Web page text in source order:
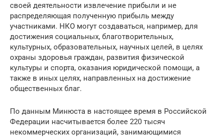
своей деятельности извлечение прибыли и не
распределяющая полученную прибыль между
участниками. НКО могут создаваться, например, для
достижения социальных, благотворительных,
культурных, образовательных, научных целей, в целях
охраны здоровья граждан, развития физической
культуры и спорта, оказания юридической помощи, а
также в иных целях, направленных на достижение
общественных благ.
По данным Минюста в настоящее время в Российской
Федерации насчитывается более 220 тысяч
некоммерческих организаций, занимающимися